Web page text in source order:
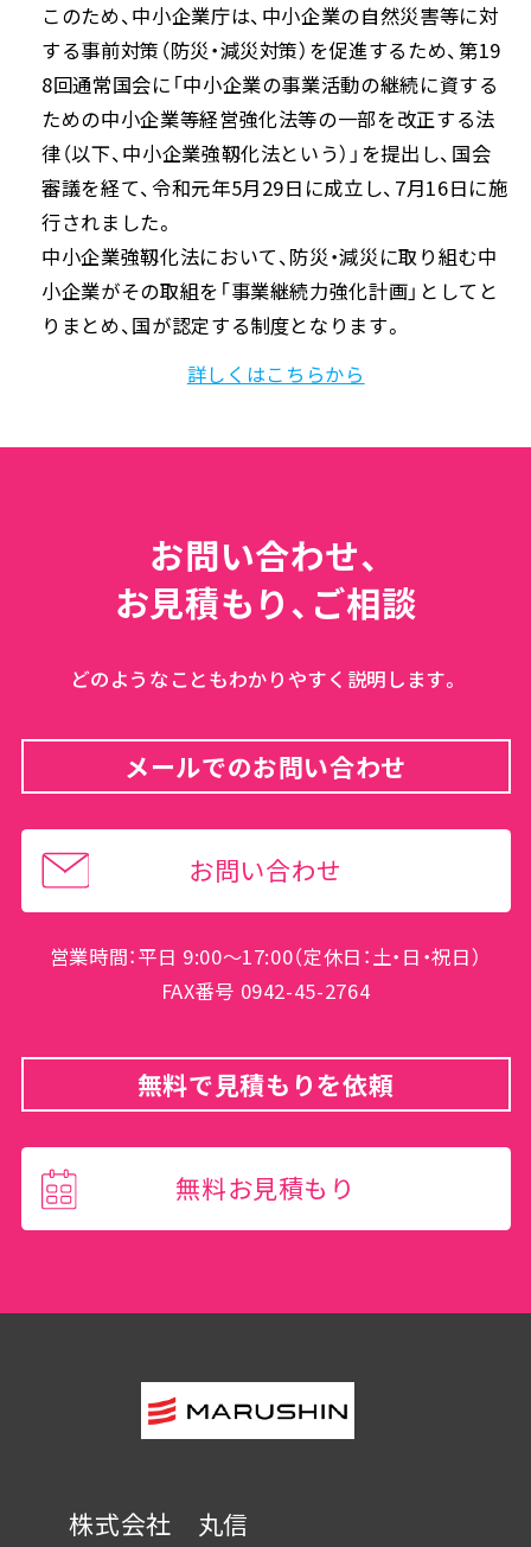
このため、中小企業庁は、中小企業の自然災害等に対
する事前対策（防災・減災対策）を促進するため、第19
8回通常国会に「中小企業の事業活動の継続に資する
ための中小企業等経営強化法等の一部を改正する法
律（以下、中小企業強靱化法という）」を提出し、国会
審議を経て、令和元年5月29日に成立し、7月16日に施
行されました。
中小企業強靱化法において、防災・減災に取り組む中
小企業がその取組を「事業継続力強化計画」としてと
りまとめ、国が認定する制度となります。
詳しくはこちらから
お問い合わせ、
お見積もり、ご相談
どのようなこともわかりやすく説明します。
メールでのお問い合わせ
お問い合わせ
営業時間：平日 9:00～17:00（定休日：土・日・祝日）
FAX番号 0942-45-2764
無料で見積もりを依頼
無料お見積もり
株式会社 丸信